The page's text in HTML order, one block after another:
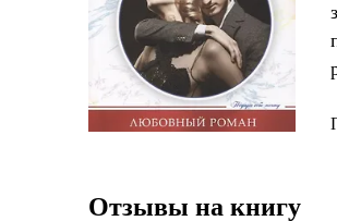
Отзывы на книгу